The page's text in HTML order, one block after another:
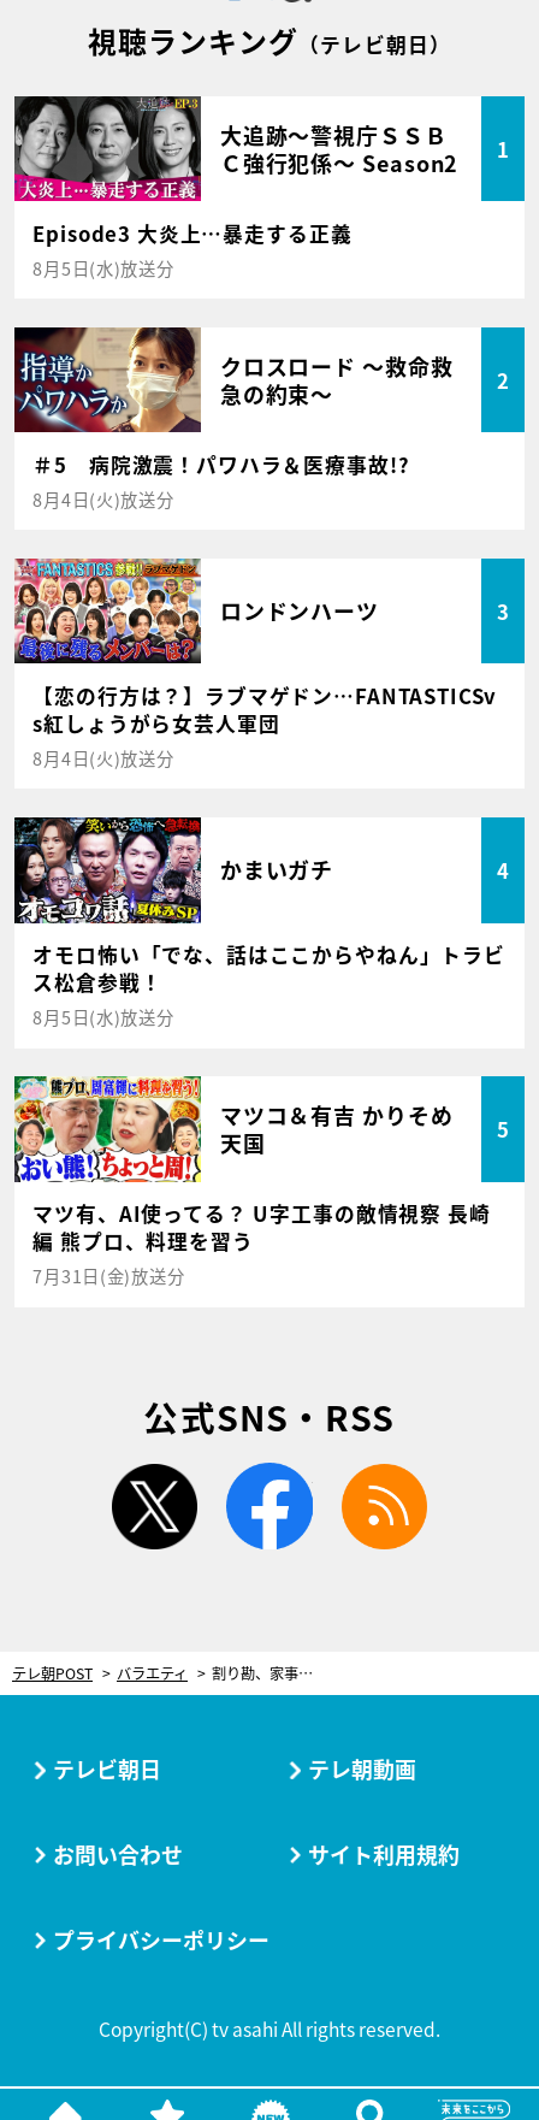
視聴ランキング （テレビ朝日）
大追跡～警視庁ＳＳＢ
Ｃ強行犯係～ Season2
1
Episode3 大炎上…暴走する正義
8月5日(水)放送分
クロスロード ～救命救
急の約束～
2
＃5 病院激震！パワハラ＆医療事故!?
8月4日(火)放送分
ロンドンハーツ 3
【恋の行方は？】ラブマゲドン…FANTASTICSv
s紅しょうがら女芸人軍団
8月4日(火)放送分
かまいガチ 4
オモロ怖い「でな、話はここからやねん」トラビ
ス松倉参戦！
8月5日(水)放送分
マツコ＆有吉 かりそめ
天国
5
マツ有、AI使ってる？ U字工事の敵情視察 長崎
編 熊プロ、料理を習う
7月31日(金)放送分
公式SNS・RSS
twitter facebook
テレ朝POST バラエティ 割り勘、家事分担なんて当たり前！デンマーク人の夫とすごす「ヒュッゲ」な新婚生活
テレビ朝日 テレ朝動画
お問い合わせ サイト利用規約
プライバシーポリシー
Copyright(C) tv asahi All rights reserved.